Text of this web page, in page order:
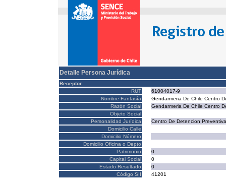
Detalle Persona Jurídica
Receptor
RUT
61004017-9
Nombre Fantasía
Gendarmeria De Chile Centro
Razón Social
Gendarmeria De Chile Centro
Objeto Social
Personalidad Jurídica
Centro De Detencion
Domicilio Calle
Domicilio Número
Domicilio Oficina o Depto
Patrimonio
0
Capital Social
0
Estado Resultado
0
Código SII
41201